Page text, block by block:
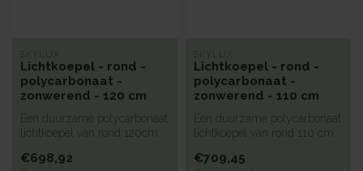
SKYLUX
Lichtkoepel - rond -
polycarbonaat -
zonwerend - 120 cm
Een duurzame polycarbonaat
lichtkoepel van rond 120cm
b...
€698,92
SKYLUX
Lichtkoepel - rond -
polycarbonaat -
zonwerend - 110 cm
Een duurzame polycarbonaat
lichtkoepel van rond 110 cm
€709,45